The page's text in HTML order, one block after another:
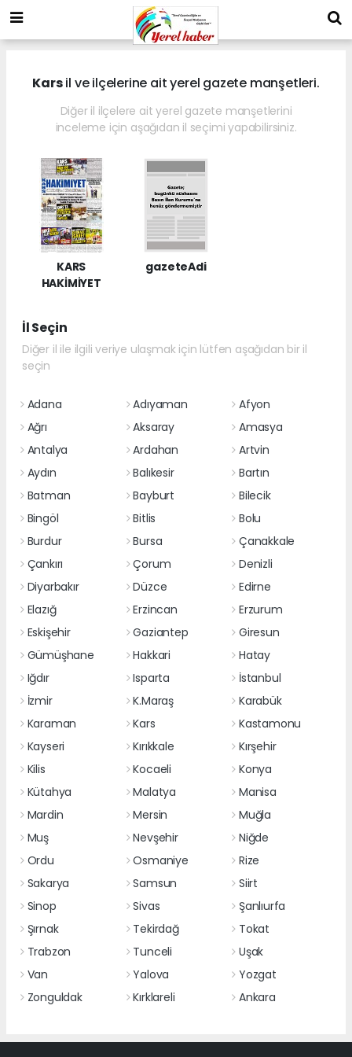
Karsil ve ilçelerine ait yerel gazete manşetleri.
Diğer il ilçelere ait yerel gazete manşetlerini
inceleme için aşağıdan il seçimi yapabilirsiniz.
KARS
HAKİMİYET
gazeteAdi
İl Seçin
Diğer il ile ilgili veriye ulaşmak için lütfen aşağıdan bir il
seçin
Adana Adıyaman
Afyon
Ağrı
Aksaray
Amasya
Antalya
Ardahan
Artvin
Aydın
Balıkesir
Bartın
Batman
Bayburt
Bilecik
Bingöl
Bitlis
Bolu
Burdur
Bursa
Çanakkale
Çankırı
Çorum
Denizli
Diyarbakır
Düzce
Edirne
Elazığ
Erzincan
Erzurum
Eskişehir
Gaziantep
Giresun
Gümüşhane
Hakkari
Hatay
Iğdır
Isparta
İstanbul
İzmir
K.Maraş
Karabük
Karaman
Kars
Kastamonu
Kayseri
Kırıkkale
Kırşehir
Kilis
Kocaeli
Konya
Kütahya
Malatya
Manisa
Mardin
Mersin
Muğla
Muş
Nevşehir
Niğde
Ordu
Osmaniye
Rize
Sakarya
Samsun
Siirt
Sinop
Sivas
Şanlıurfa
Şırnak
Tekirdağ
Tokat
Trabzon
Tunceli
Uşak
Van
Yalova
Yozgat
Zonguldak
Kırklareli Ankara